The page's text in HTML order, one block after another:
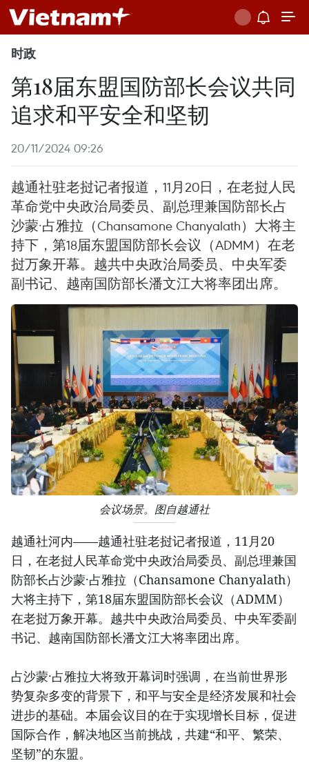
时政
第18届东盟国防部长会议共同
追求和平安全和坚韧
20/11/2024 09:26
越通社驻老挝记者报道，11月20日，在老挝人民
革命党中央政治局委员、副总理兼国防部长占
沙蒙·占雅拉（Chansamone Chanyalath）大将主
持下，第18届东盟国防部长会议（ADMM）在老
挝万象开幕。越共中央政治局委员、中央军委
副书记、越南国防部长潘文江大将率团出席。
会议场景。图自越通社
越通社河内——越通社驻老挝记者报道，11月20
日，在老挝人民革命党中央政治局委员、副总理兼国
防部长占沙蒙·占雅拉（Chansamone Chanyalath）
大将主持下，第18届东盟国防部长会议（ADMM）
在老挝万象开幕。越共中央政治局委员、中央军委副
书记、越南国防部长潘文江大将率团出席。
占沙蒙·占雅拉大将致开幕词时强调，在当前世界形
势复杂多变的背景下，和平与安全是经济发展和社会
进步的基础。本届会议目的在于实现增长目标，促进
国际合作，解决地区当前挑战，共建“和平、繁荣、
坚韧”的东盟。